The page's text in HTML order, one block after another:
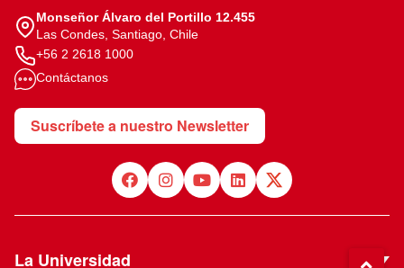
Monseñor Álvaro del Portillo 12.455
Las Condes, Santiago, Chile
+56 2 2618 1000
Contáctanos
Suscríbete a nuestro Newsletter
La Universidad